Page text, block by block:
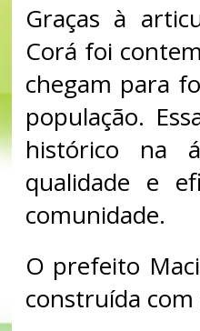
Graças à
Corá foi
chegam para
população.
histórico na
qualidade e
comunidade.
O prefeito
construída